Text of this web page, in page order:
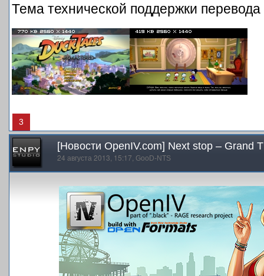
Тема технической поддержки
3
[Новости OpenIV.com] Next stop – Grand
24 августа 2013, 15:17, GooD-NTS